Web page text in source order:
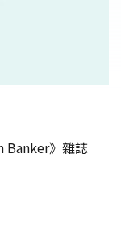
Banker》雜誌